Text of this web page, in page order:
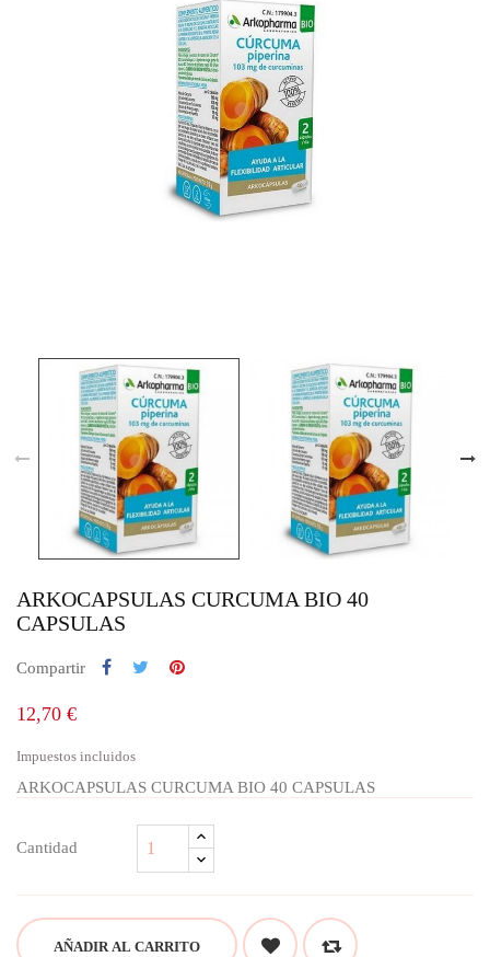
ARKOCAPSULAS CURCUMA BIO 40
CAPSULAS
Compartir
12,70 €
Impuestos incluidos
ARKOCAPSULAS CURCUMA BIO 40 CAPSULAS
Cantidad
AÑADIR AL CARRITO